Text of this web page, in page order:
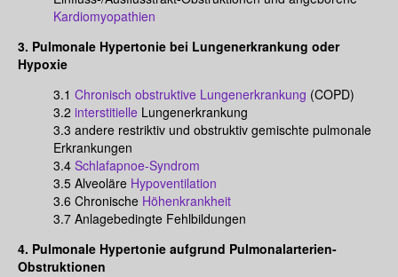
Kardiomyopathien
3. Pulmonale Hypertonie bei Lungenerkrankung oder
Hypoxie
3.1 Chronisch obstruktive Lungenerkrankung (COPD)
3.2 interstitielle Lungenerkrankung
3.3 andere restriktiv und obstruktiv gemischte pulmonale
Erkrankungen
3.4 Schlafapnoe-Syndrom
3.5 Alveoläre Hypoventilation
3.6 Chronische Höhenkrankheit
3.7 Anlagebedingte Fehlbildungen
4. Pulmonale Hypertonie aufgrund Pulmonalarterien-
Obstruktionen